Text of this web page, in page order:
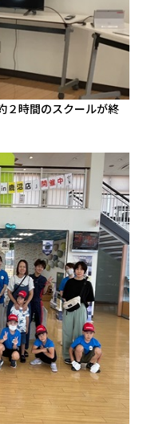
２時間のスクールが終